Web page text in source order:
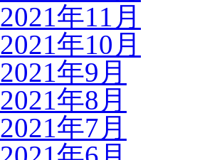
2021年11月
2021年10月
2021年9月
2021年8月
2021年7月